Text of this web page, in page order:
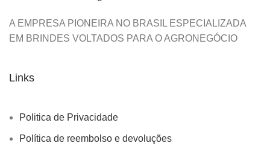
A EMPRESA PIONEIRA NO BRASIL ESPECIALIZADA
EM BRINDES VOLTADOS PARA O AGRONEGÓCIO
Links
Politica de Privacidade
Política de reembolso e devoluções